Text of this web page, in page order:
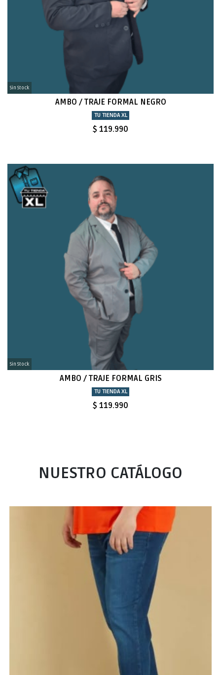
Sin Stock
AMBO / TRAJE FORMAL NEGRO
TU TIENDA XL
$ 119.990
Sin Stock
AMBO / TRAJE FORMAL GRIS
TU TIENDA XL
$ 119.990
NUESTRO CATÁLOGO